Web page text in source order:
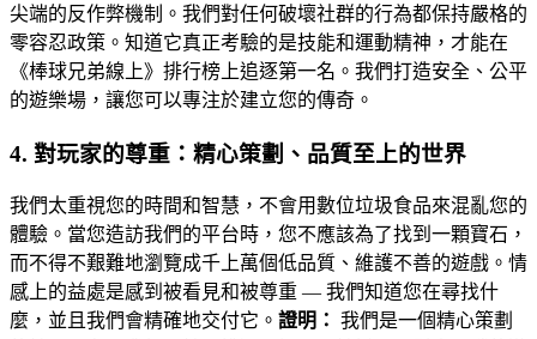
尖端的反作弊機制。我們對任何破壞社群的行為都保持嚴格的
零容忍政策。知道它真正考驗的是技能和運動精神，才能在
《棒球兄弟線上》排行榜上追逐第一名。我們打造安全、公平
的遊樂場，讓您可以專注於建立您的傳奇。
4. 對玩家的尊重：精心策劃、品質至上的世界
我們太重視您的時間和智慧，不會用數位垃圾食品來混亂您的
體驗。當您造訪我們的平台時，您不應該為了找到一顆寶石，
而不得不艱難地瀏覽成千上萬個低品質、維護不善的遊戲。情
感上的益處是感到被看見和被尊重 — 我們知道您在尋找什
麼，並且我們會精確地交付它。 證明： 我們是一個精心策劃